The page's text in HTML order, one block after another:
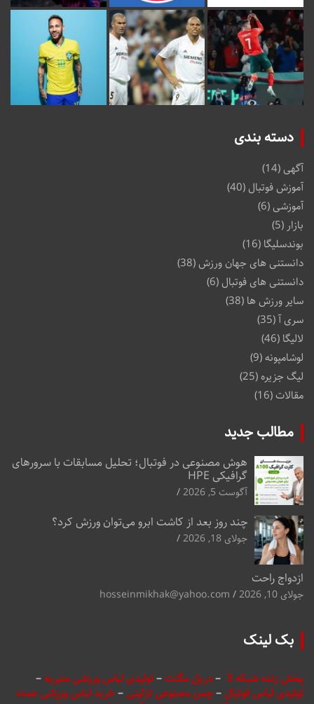
دسته بندی
آگهی(14)
آموزش فوتبال (40)
آموزشی(6)
بازار (5)
بوندسلیگا (16)
دانستنی های جهان ورزش(38)
دانستنی های فوتبال (6)
سایر ورزش ها (38)
سری آ(35)
لالیگا (46)
لوشامپونه(9)
لیگ جزیره (25)
مقالات(16)
مطالب جدید
هوش مصنوعی در فوتبال؛ تحلیل مسابقات با سرورهای
گرافیکی HPE
آگوست 5, 2026
چند روز بعد از کاشت ابرو می‌توان ورزش کرد؟
جولای 18, 2026
ازدواج راحت
جولای 10, 2026 hosseinmikhak@yahoo.com
بک لینک
پخش زنده شبکه 3 –دریل مگنت–تولیدی لباس ورزشی منیریه–
تولیدی لباس فوتبال –چمن مصنوعی تزئینی –خرید لباس ورزشی عمده